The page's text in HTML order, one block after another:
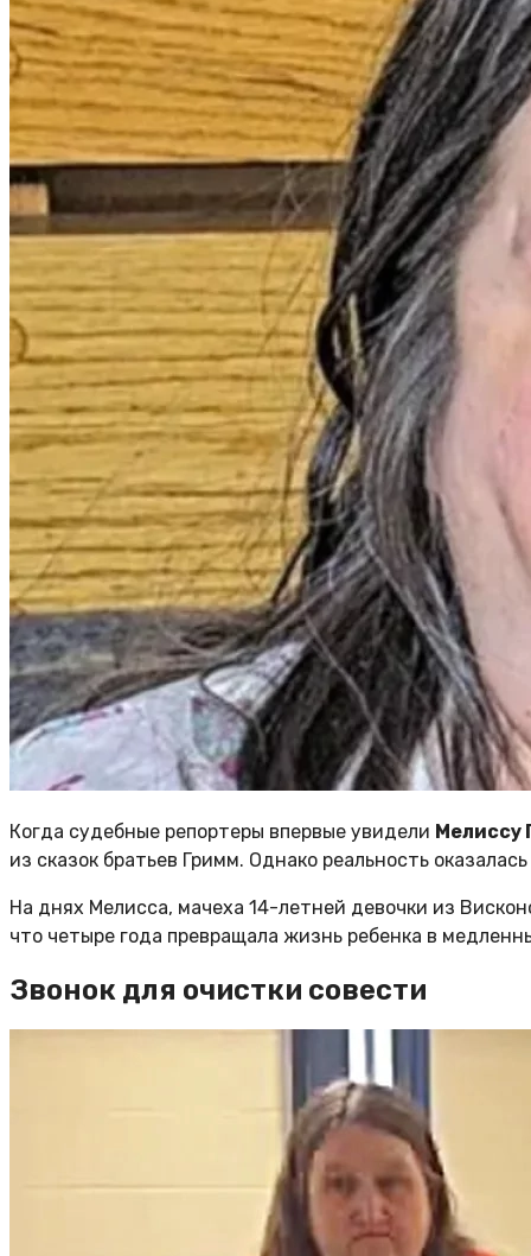
Когда судебные репортеры впервые увидели Мелиссу
из сказок братьев Гримм. Однако реальность
На днях Мелисса, мачеха 14-летней девочки из
что четыре года превращала жизнь ребенка в
Звонок для очистки совести